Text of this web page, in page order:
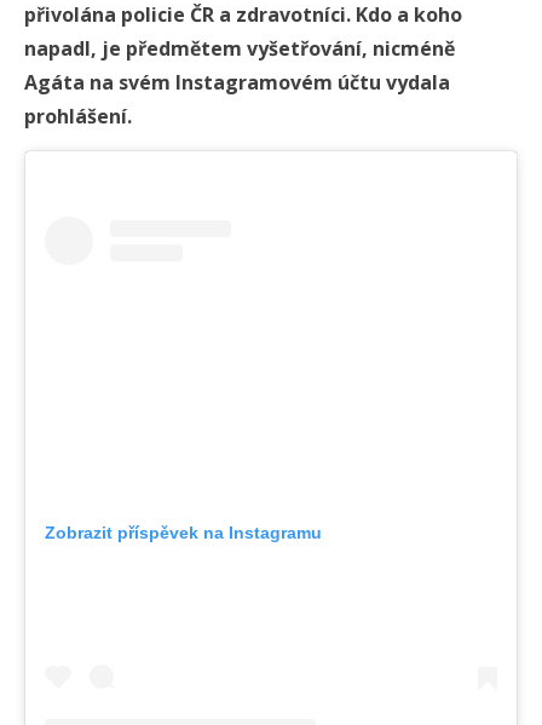
přivolána policie ČR a zdravotníci. Kdo a koho
napadl, je předmětem vyšetřování, nicméně
Agáta na svém Instagramovém účtu vydala
prohlášení.
Zobrazit příspěvek na Instagramu